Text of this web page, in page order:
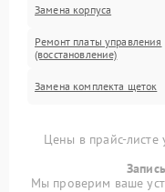
Замена корпуса
Ремонт платы управления
(восстановление)
Замена комплекта щеток
Цены в прайс-листе
Мы проверим ваше